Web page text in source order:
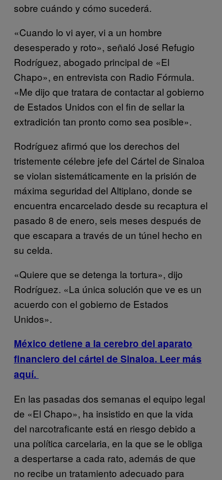
sobre cuándo y cómo sucederá.
«Cuando lo vi ayer, vi a un hombre
desesperado y roto», señaló José Refugio
Rodríguez, abogado principal de «El
Chapo», en entrevista con Radio Fórmula.
«Me dijo que tratara de contactar al gobierno
de Estados Unidos con el fin de sellar la
extradición tan pronto como sea posible».
Rodríguez afirmó que los derechos del
tristemente célebre jefe del Cártel de Sinaloa
se violan sistemáticamente en la prisión de
máxima seguridad del Altiplano, donde se
encuentra encarcelado desde su recaptura el
pasado 8 de enero, seis meses después de
que escapara a través de un túnel hecho en
su celda.
«Quiere que se detenga la tortura», dijo
Rodríguez. «La única solución que ve es un
acuerdo con el gobierno de Estados
Unidos».
México detiene a la cerebro del aparato
financiero del cártel de Sinaloa. Leer más
aquí.
En las pasadas dos semanas el equipo legal
de «El Chapo», ha insistido en que la vida
del narcotraficante está en riesgo debido a
una política carcelaria, en la que se le obliga
a despertarse a cada rato, además de que
no recibe un tratamiento adecuado para